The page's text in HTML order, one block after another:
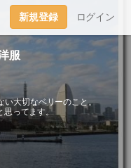
新規登録 ログイン
服
い大切なベリーのこと。
思ってます。